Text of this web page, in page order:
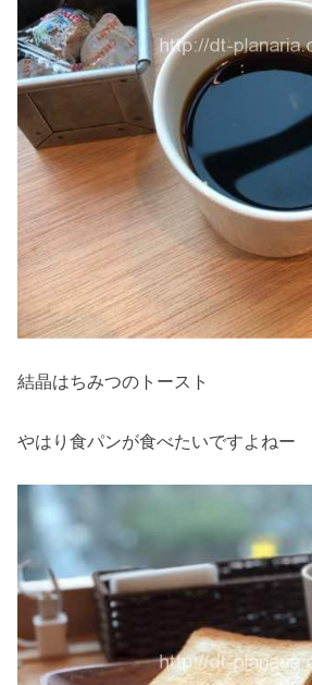
結晶はちみつのトースト
やはり食パンが食べたいですよねー